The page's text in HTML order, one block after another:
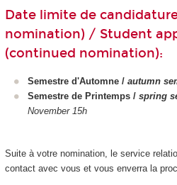
Date limite de
nomination) / Student
(continued nomination):
Semestre d'Automne / autumn
Semestre de Printemps / spring
November 15h
Suite à votre nomination, le service
contact avec vous et vous enverra la